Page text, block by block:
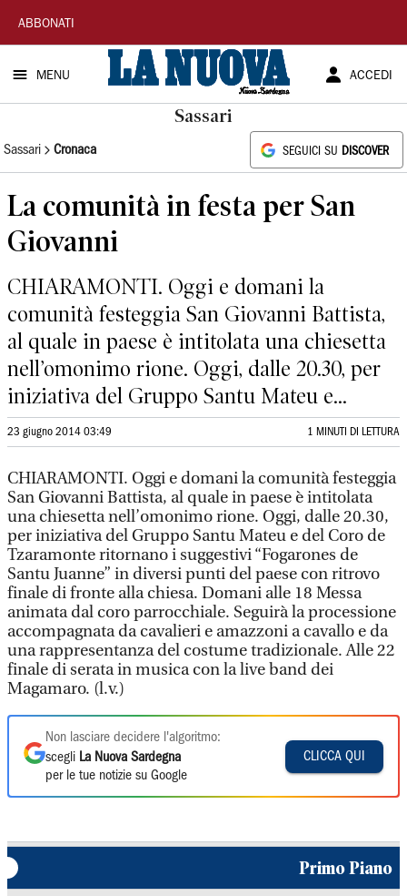
La
Nuova
Sardegna
ABBONATI
MENU ACCEDI
Sassari
Sassari Cronaca SEGUICI SU DISCOVER
La comunità in festa per San
Giovanni
CHIARAMONTI. Oggi e domani la
comunità festeggia San Giovanni Battista,
al quale in paese è intitolata una chiesetta
nell’omonimo rione. Oggi, dalle 20.30, per
iniziativa del Gruppo Santu Mateu e...
23 giugno 2014 03:49 1 MINUTI DI LETTURA
CHIARAMONTI. Oggi e domani la comunità festeggia
San Giovanni Battista, al quale in paese è intitolata
una chiesetta nell’omonimo rione. Oggi, dalle 20.30,
per iniziativa del Gruppo Santu Mateu e del Coro de
Tzaramonte ritornano i suggestivi “Fogarones de
Santu Juanne” in diversi punti del paese con ritrovo
finale di fronte alla chiesa. Domani alle 18 Messa
animata dal coro parrocchiale. Seguirà la processione
accompagnata da cavalieri e amazzoni a cavallo e da
una rappresentanza del costume tradizionale. Alle 22
finale di serata in musica con la live band dei
Magamaro. (l.v.)
Non lasciare decidere l'algoritmo:
scegli La Nuova Sardegna
per le tue notizie su Google
CLICCA QUI
Primo Piano